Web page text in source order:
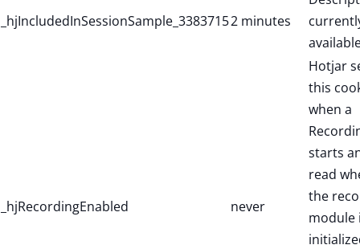
_hjIncludedInSessionSample_33837152 minutes
_hjRecordingEnabled never
Hotjar
this
when a
starts
read
the
module